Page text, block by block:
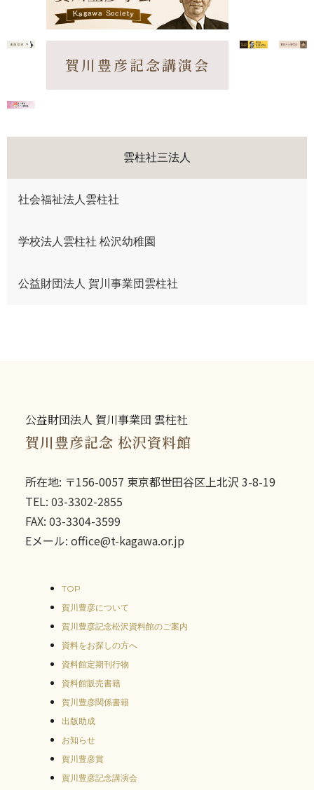
賀川豊彦記念講演会
雲柱社三法人
社会福祉法人雲柱社
学校法人雲柱社 松沢幼稚園
公益財団法人 賀川事業団雲柱社
公益財団法人 賀川事業団 雲柱社
賀川豊彦記念 松沢資料館
所在地: 〒156-0057 東京都世田谷区上北沢 3-8-19
TEL: 03-3302-2855
FAX: 03-3304-3599
Eメール: office@t-kagawa.or.jp
TOP
賀川豊彦について
賀川豊彦記念松沢資料館のご案内
資料をお探しの方へ
資料館定期刊行物
資料館販売書籍
賀川豊彦関係書籍
出版助成
お知らせ
賀川豊彦賞
賀川豊彦記念講演会